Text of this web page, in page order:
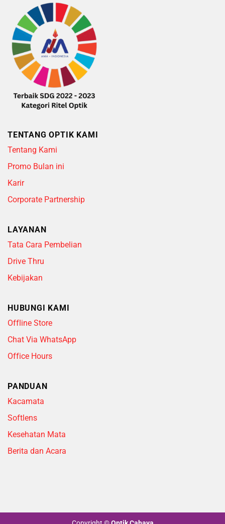
TENTANG OPTIK KAMI
Tentang Kami
Promo Bulan ini
Karir
Corporate Partnership
LAYANAN
Tata Cara Pembelian
Drive Thru
Kebijakan
HUBUNGI KAMI
Offline Store
Chat Via WhatsApp
Office Hours
PANDUAN
Kacamata
Softlens
Kesehatan Mata
Berita dan Acara